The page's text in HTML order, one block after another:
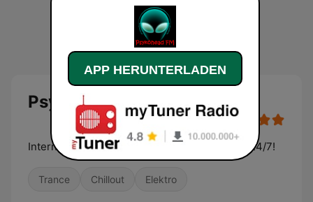
Psyköhead FM
Internet only radio. Electronic beats groovin' 24/7!
Trance Chillout Elektro
APP HERUNTERLADEN